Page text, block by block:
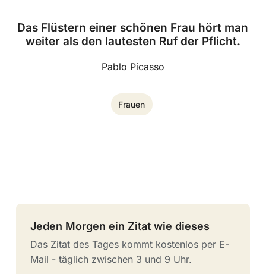
Das Flüstern einer schönen Frau hört man
weiter als den lautesten Ruf der Pflicht.
Pablo Picasso
Frauen
Jeden Morgen ein Zitat wie dieses
Das Zitat des Tages kommt kostenlos per E-
Mail - täglich zwischen 3 und 9 Uhr.